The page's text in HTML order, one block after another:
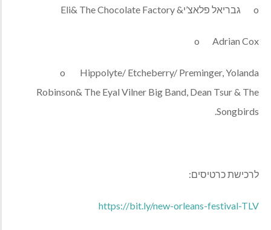
o גבריאל פלאצ’י& Eli& The Chocolate Factory
o Adrian Cox
o Hippolyte/ Etcheberry/ Preminger, Yolanda
Robinson& The Eyal Vilner Big Band, Dean Tsur & The
Songbirds.
לרכישת כרטיסים:
https://bit.ly/new-orleans-festival-TLV